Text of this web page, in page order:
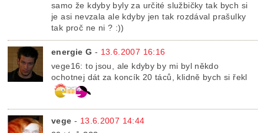
samo že kdyby byly za určité službičky tak bych si
je asi nevzala ale kdyby jen tak rozdával prašulky
tak proč ne ni ? :))
energie G - 13.6.2007 16:16
vege16: to jsou, ale kdyby by mi byl někdo
ochotnej dát za koncík 20 táců, klidně bych si řekl
vege - 13.6.2007 14:44